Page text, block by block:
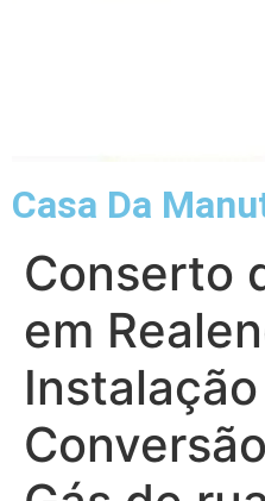
Casa Da
Conserto
em
Instalação